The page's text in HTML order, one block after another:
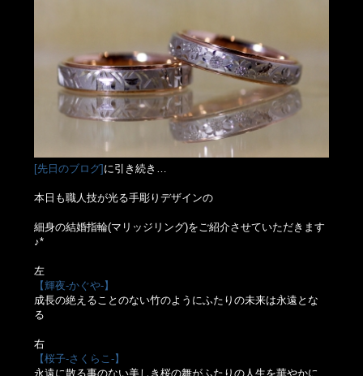
[先日のブログ] に引き続き…
本日も職人技が光る手彫りデザインの
細身の結婚指輪(マリッジリング)をご紹介させていただきます
♪*
左
【輝夜-かぐや-】
成長の絶えることのない竹のようにふたりの未来は永遠とな
る
右
【桜子-さくらこ-】
永遠に散る事のない美しき桜の舞がふたりの人生を華やかに